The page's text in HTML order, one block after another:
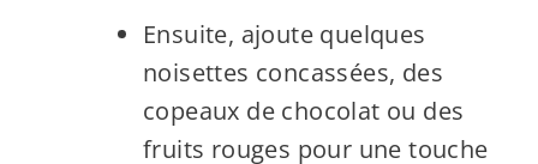
Ensuite, ajoute quelques
noisettes concassées, des
copeaux de chocolat ou des
fruits rouges pour une touche